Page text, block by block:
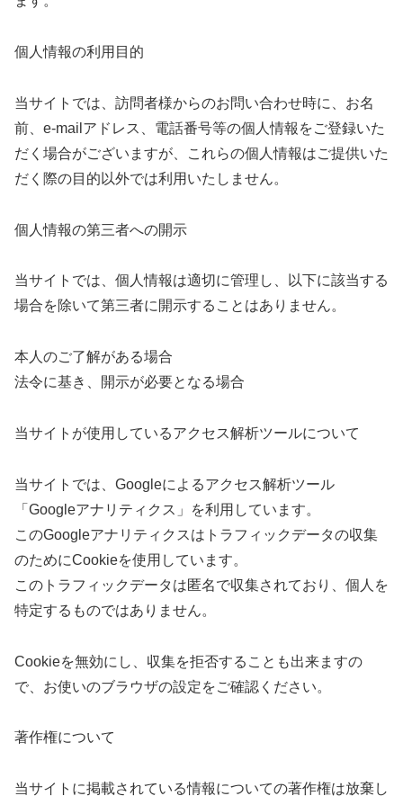
個人情報の利用目的
当サイトでは、訪問者様からのお問い合わせ時に、お名
前、e-mailアドレス、電話番号等の個人情報をご登録いた
だく場合がございますが、これらの個人情報はご提供いた
だく際の目的以外では利用いたしません。
個人情報の第三者への開示
当サイトでは、個人情報は適切に管理し、以下に該当する
場合を除いて第三者に開示することはありません。
本人のご了解がある場合
法令に基き、開示が必要となる場合
当サイトが使用しているアクセス解析ツールについて
当サイトでは、Googleによるアクセス解析ツール
「Googleアナリティクス」を利用しています。
このGoogleアナリティクスはトラフィックデータの収集
のためにCookieを使用しています。
このトラフィックデータは匿名で収集されており、個人を
特定するものではありません。
Cookieを無効にし、収集を拒否することも出来ますの
で、お使いのブラウザの設定をご確認ください。
著作権について
当サイトに掲載されている情報についての著作権は放棄し